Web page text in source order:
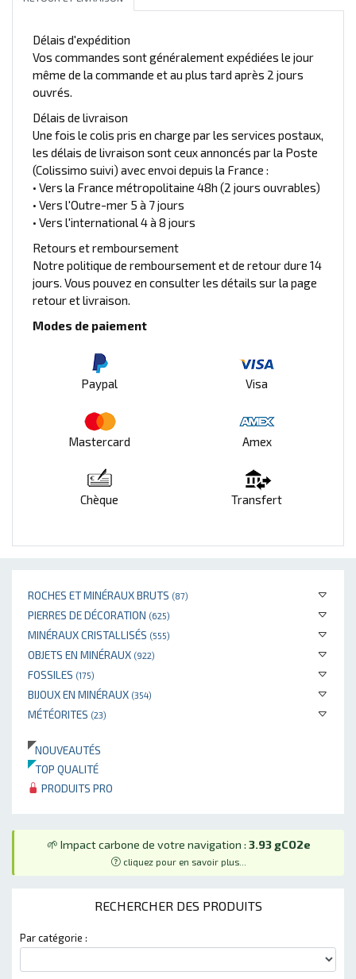
ROCHES ET MINÉRAUX BRUTS (87)
PIERRES DE DÉCORATION (625)
MINÉRAUX CRISTALLISÉS (555)
OBJETS EN MINÉRAUX (922)
FOSSILES (175)
BIJOUX EN MINÉRAUX (354)
MÉTÉORITES (23)
NOUVEAUTÉS
TOP QUALITÉ
PRODUITS PRO
🌱 Impact carbone de votre navigation : 3.93 gCO2e
cliquez pour en savoir plus...
RECHERCHER DES PRODUITS
Par catégorie :
Délais d'expédition
Vos commandes sont généralement expédiées le jour
même de la commande et au plus tard après 2 jours
ouvrés.
Délais de livraison
Une fois le colis pris en charge par les services postaux,
les délais de livraison sont ceux annoncés par la Poste
(Colissimo suivi) avec envoi depuis la France :
• Vers la France métropolitaine 48h (2 jours ouvrables)
• Vers l'Outre-mer 5 à 7 jours
• Vers l'international 4 à 8 jours
Retours et remboursement
Notre politique de remboursement et de retour dure 14
jours. Vous pouvez en consulter les détails sur la page
retour et livraison.
Modes de paiement
Paypal Visa
Mastercard Amex
Chèque Transfert